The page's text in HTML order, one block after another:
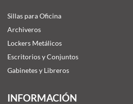
Sillas para Oficina
Archiveros
Lockers Metálicos
Escritorios y Conjuntos
Gabinetes y Libreros
INFORMACIÓN